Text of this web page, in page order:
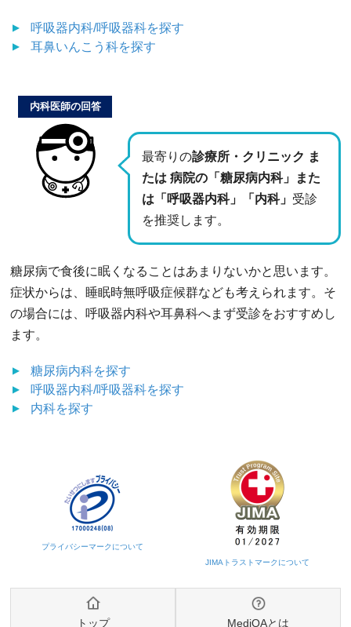
呼吸器内科/呼吸器科を探す
耳鼻いんこう科を探す
最寄りの診療所・クリニック ま
たは 病院の「糖尿病内科」また
は「呼吸器内科」「内科」 受診
を推奨します。
内科医師の回答
糖尿病で食後に眠くなることはあまりないかと思います。
症状からは、睡眠時無呼吸症候群なども考えられます。そ
の場合には、呼吸器内科や耳鼻科へまず受診をおすすめし
ます。
糖尿病内科を探す
呼吸器内科/呼吸器科を探す
内科を探す
トップ MediQAとは